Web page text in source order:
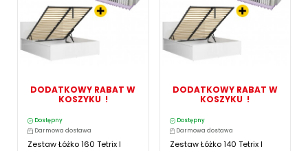
DODATKOWY RABAT W
KOSZYKU !
Dostępny
Darmowa dostawa
Zestaw Łóżko 160 Tetrix I
DODATKOWY RABAT W
KOSZYKU !
Dostępny
Darmowa dostawa
Zestaw Łóżko 140 Tetrix I